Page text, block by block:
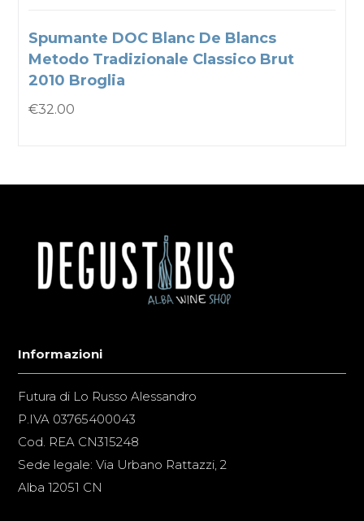
Spumante DOC Blanc De Blancs
Metodo Tradizionale Classico Brut
2010 Broglia
€32.00
Informazioni
Futura di Lo Russo Alessandro
P.IVA 03765400043
Cod. REA CN315248
Sede legale: Via Urbano Rattazzi, 2
Alba 12051 CN